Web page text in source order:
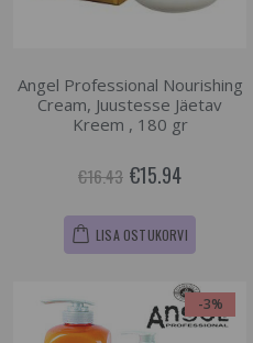
Angel Professional Nourishing
Cream, Juustesse Jäetav
Kreem , 180 gr
€16.43 €15.94
LISA OSTUKORVI
-3%